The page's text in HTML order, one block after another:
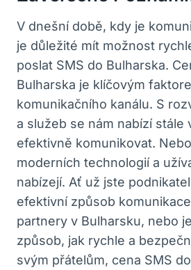
V dnešní⁣ době, kdy je
je důležité mít možnost
poslat​ SMS do Bulharska.
Bulharska je​ klíčovým
komunikačního kanálu. ⁢S​
a služeb se nám⁢ nabízí ‌stále
efektivně⁣ komunikovat.
moderních technologií a
nabízejí. ‍Ať už‍ jste
efektivní‍ způsob
partnery v⁣ Bulharsku, nebo​
způsob, jak‍ rychle ​a
svým přátelům, cena SMS